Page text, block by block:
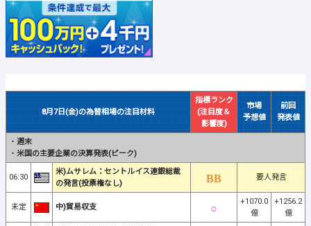
8月7日(金)の為替相場の注目材料
指標ランク
(注目度＆
影響度)
市場
予想値
前回
発表値
・ 週末
・ 米国の主要企業の決算発表(ピーク)
06:30
米)ムサレム：セントルイス連銀総裁
の発言(投票権なし)
要人発言
未定 中)貿易収支
+1070.0
億
+1256.2
億